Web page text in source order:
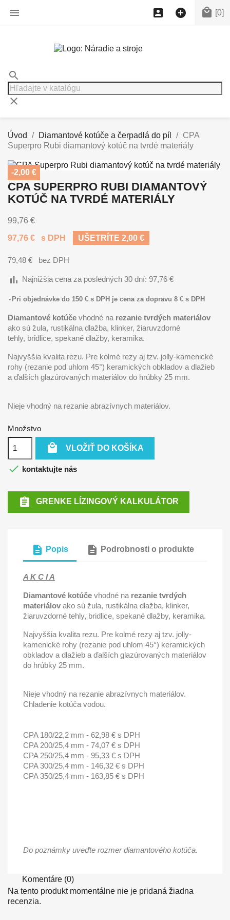
  [0]
 
search
clear
Úvod Diamantové kotúče a čerpadlá do píl
CPA
Superpro Rubi diamantový kotúč na tvrdé materiály
-2,00 €
CPA SUPERPRO RUBI DIAMANTOVÝ
KOTÚČ NA TVRDÉ MATERIÁLY
99,76 €
97,76 €
s DPH UŠETRÍTE 2,00 €
79,48 € bez DPH
bar_chart Najnižšia cena za posledných 30 dní: 97,76 €
Pri objednávke do 150 € s DPH je cena za dopravu 8 € s DPH
Diamantové kotúče vhodné na rezanie tvrdých materiálov
ako sú žula, rustikálna dlažba, klinker, žiaruvzdorné
tehly, bridlice, spekané dlažby, keramika.
Najvyššia kvalita rezu. Pre kolmé rezy aj tzv. jolly-kamenické
rohy (rezanie pod uhlom 45°) keramických obkladov a dlažieb
a ďalších glazúrovaných materiálov do hrúbky 25 mm.
Nieje vhodný na rezanie abrazívnych materiálov.
Množstvo
 VLOŽIŤ DO KOŠÍKA
 kontaktujte nás
 GRENKE LÍZINGOVÝ KALKULÁTOR
description Popis description Podrobnosti o produkte
A K C I A
Diamantové kotúče vhodné na rezanie tvrdých
materiálov ako sú žula, rustikálna dlažba, klinker,
žiaruvzdorné tehly, bridlice, spekané dlažby, keramika.
Najvyššia kvalita rezu. Pre kolmé rezy aj tzv. jolly-
kamenické rohy (rezanie pod uhlom 45°) keramických
obkladov a dlažieb a ďalších glazúrovaných materiálov
do hrúbky 25 mm.
Nieje vhodný na rezanie abrazívnych materiálov.
Chladenie kotúča vodou.
CPA 180/22,2 mm - 62,98 € s DPH
CPA 200/25,4 mm - 74,07 € s DPH
CPA 250/25,4 mm - 95,33 € s DPH
CPA 300/25,4 mm - 146,32 € s DPH
CPA 350/25,4 mm - 163,85 € s DPH
Do poznámky uveďte rozmer diamantového kotúča.
Komentáre (0)
Na tento produkt momentálne nie je pridaná žiadna
recenzia.